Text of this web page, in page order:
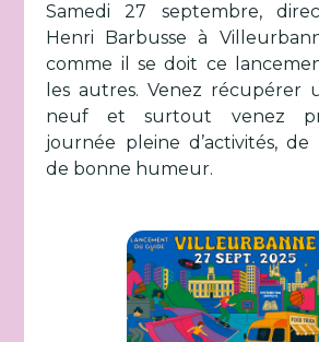
Samedi 27 septembre,
Henri Barbusse à
comme il se doit ce
les autres. Venez
neuf et surtout venez
journée pleine d’activités,
de bonne humeur.